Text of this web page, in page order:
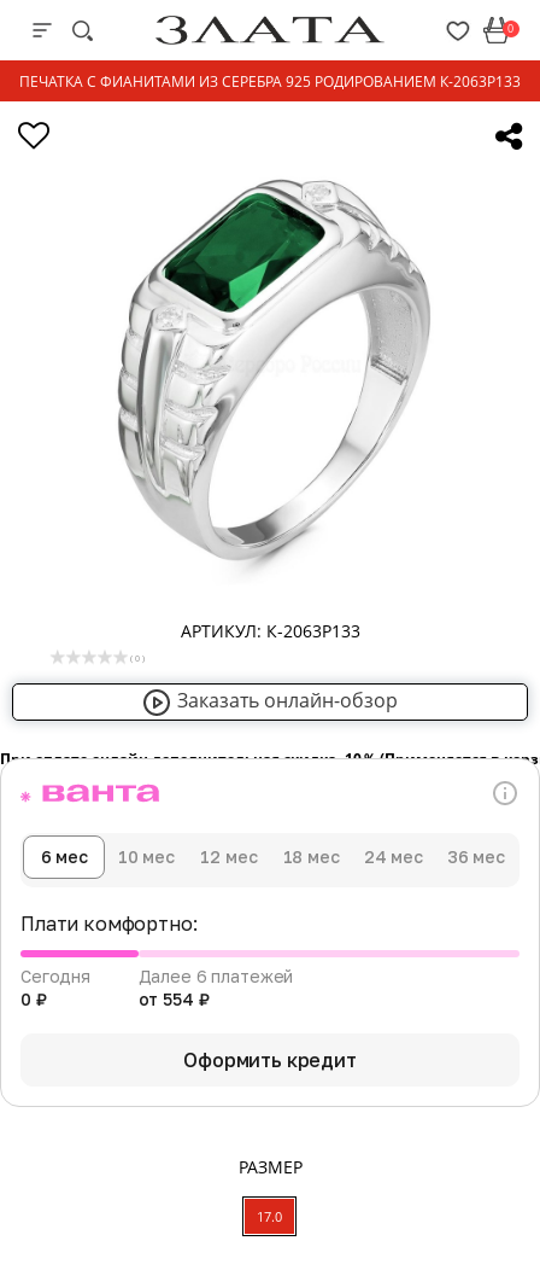
0
ПЕЧАТКА С ФИАНИТАМИ ИЗ СЕРЕБРА 925 РОДИРОВАНИЕМ К-2063Р133
АРТИКУЛ: К-2063Р133
( 0 )
Заказать онлайн-обзор
При оплате онлайн дополнительная скидка -10％ (Применяется в
6 мес 10 мес 12 мес 18 мес 24 мес 36 мес
Плати комфортно:
Сегодня
0 ₽
Далее 6 платежей
от 554 ₽
Оформить кредит
РАЗМЕР
17.0